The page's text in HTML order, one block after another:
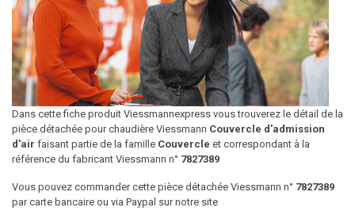
Dans cette fiche produit Viessmannexpress vous trouverez le détail de la
pièce détachée pour chaudière Viessmann Couvercle d'admission
d'air faisant partie de la famille Couvercle et correspondant à la
référence du fabricant Viessmann n° 7827389
Vous pouvez commander cette pièce détachée Viessmann n° 7827389
par carte bancaire ou via Paypal sur notre site